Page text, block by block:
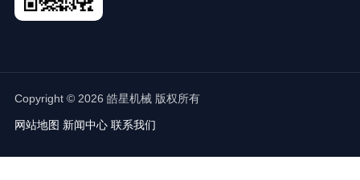
Copyright © 2026 皓星机械 版权所有
网站地图 新闻中心 联系我们